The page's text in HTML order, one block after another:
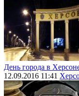
День города в
12.09.2016 11:41